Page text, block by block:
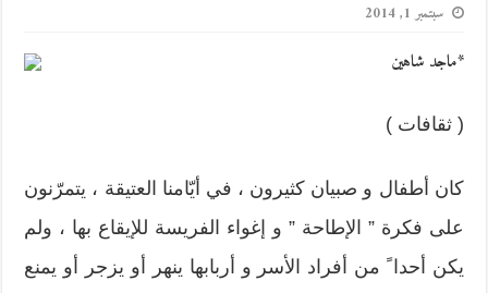
سبتمبر 1, 2014
*ماجد شاهين
( ثقافات )
كان أطفال و صبيان كثيرون ، في أيّامنا العتيقة ، يتمرّنون
على فكرة ” الإطاحة ” و إغواء الفريسة للإيقاع بها ، ولم
يكن أحدا ً من أفراد الأسر و أربابها ينهر أو يزجر أو يمنع